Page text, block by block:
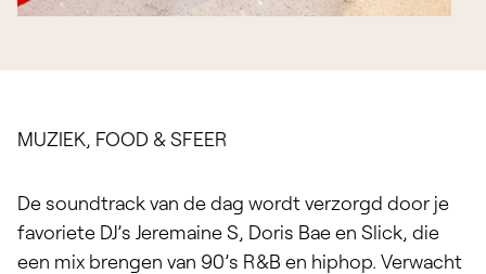
MUZIEK, FOOD & SFEER
De soundtrack van de dag wordt verzorgd door je
favoriete DJ’s Jeremaine S, Doris Baeen Slick, die
een mix brengen van 90’s R&B en hiphop. Verwacht